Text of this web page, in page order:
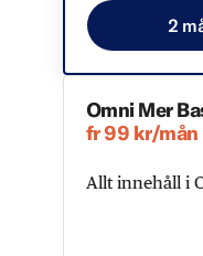
2
Omni Mer
fr 99 kr/mån
Allt innehåll i